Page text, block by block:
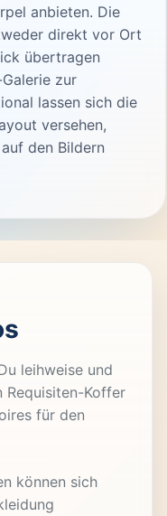
anbieten. Die
direkt vor Ort
übertragen
zur
lassen sich die
versehen,
den Bildern
leihweise und
Requisiten-Koffer
für den
können sich